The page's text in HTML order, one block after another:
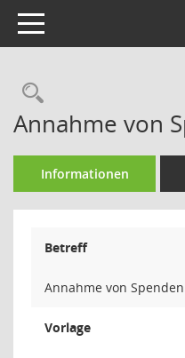
Toggle navigation
Annahme von
Informationen
Betreff
Annahme von Spenden
Vorlage